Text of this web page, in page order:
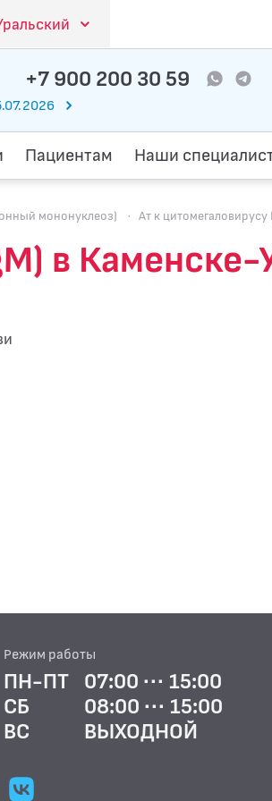
+7 900 200 30 59
Пациентам Наши
мононуклеоз) · Ат к цитомегаловирусу
в
Режим работы
ПН-ПТ
07:00 ··· 15:00
СБ
08:00 ··· 15:00
ВС
ВЫХОДНОЙ